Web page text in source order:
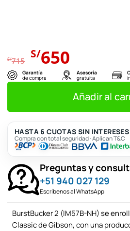
S/715 El
precio
original
era:
S/715.
S/650 precio
actual
es:
S/650.
Garantía
de compra
Asesoría
gratuita
Añadir al
HASTA 6 CUOTAS SIN INTERESES
Compra con total seguridad · Aplican T&C
Preguntas y
+51 940 027 129
Escríbenos al WhatsApp
BurstBucker 2 (IM57B-NH) se
Classic de Gibson, con una